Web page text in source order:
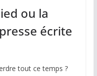
ou la
écrite
tout ce temps ?